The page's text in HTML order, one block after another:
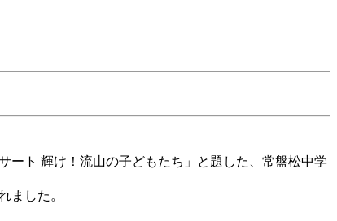
ート 輝け！流山の子どもたち」と題した、常盤松中学
ました。